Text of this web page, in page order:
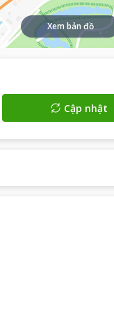
Xem bản đồ
Cập nhật